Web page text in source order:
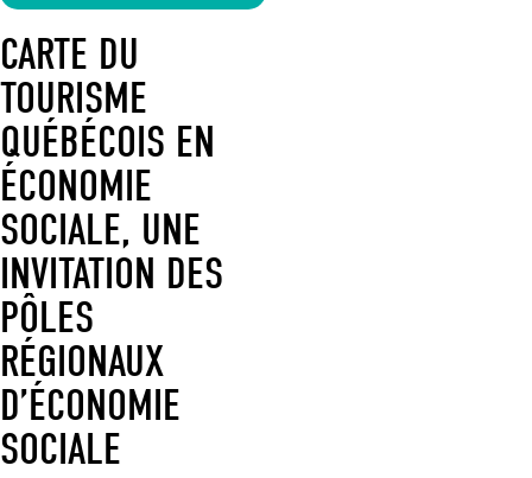
CARTE DU
TOURISME
QUÉBÉCOIS EN
ÉCONOMIE
SOCIALE, UNE
INVITATION DES
PÔLES
RÉGIONAUX
D’ÉCONOMIE
SOCIALE